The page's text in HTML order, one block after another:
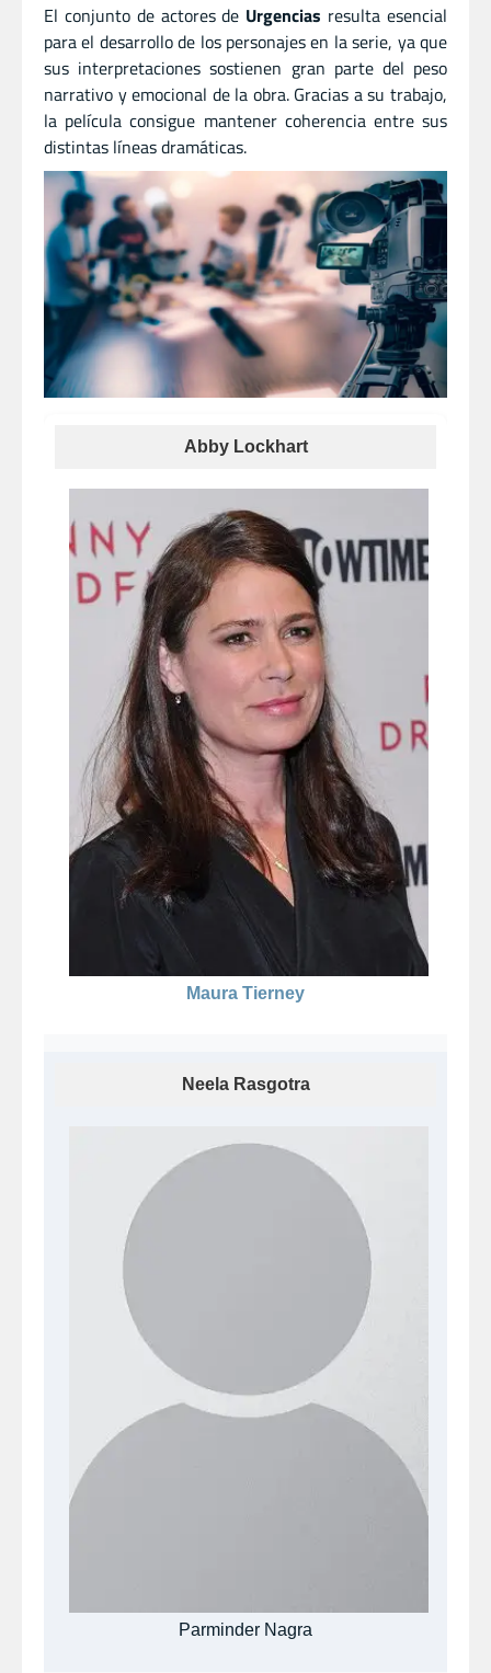
El conjunto de actores de Urgencias resulta esencial
para el desarrollo de los personajes en la serie, ya que
sus interpretaciones sostienen gran parte del peso
narrativo y emocional de la obra. Gracias a su trabajo,
la película consigue mantener coherencia entre sus
distintas líneas dramáticas.
Abby Lockhart
Maura Tierney
Neela Rasgotra
Parminder Nagra